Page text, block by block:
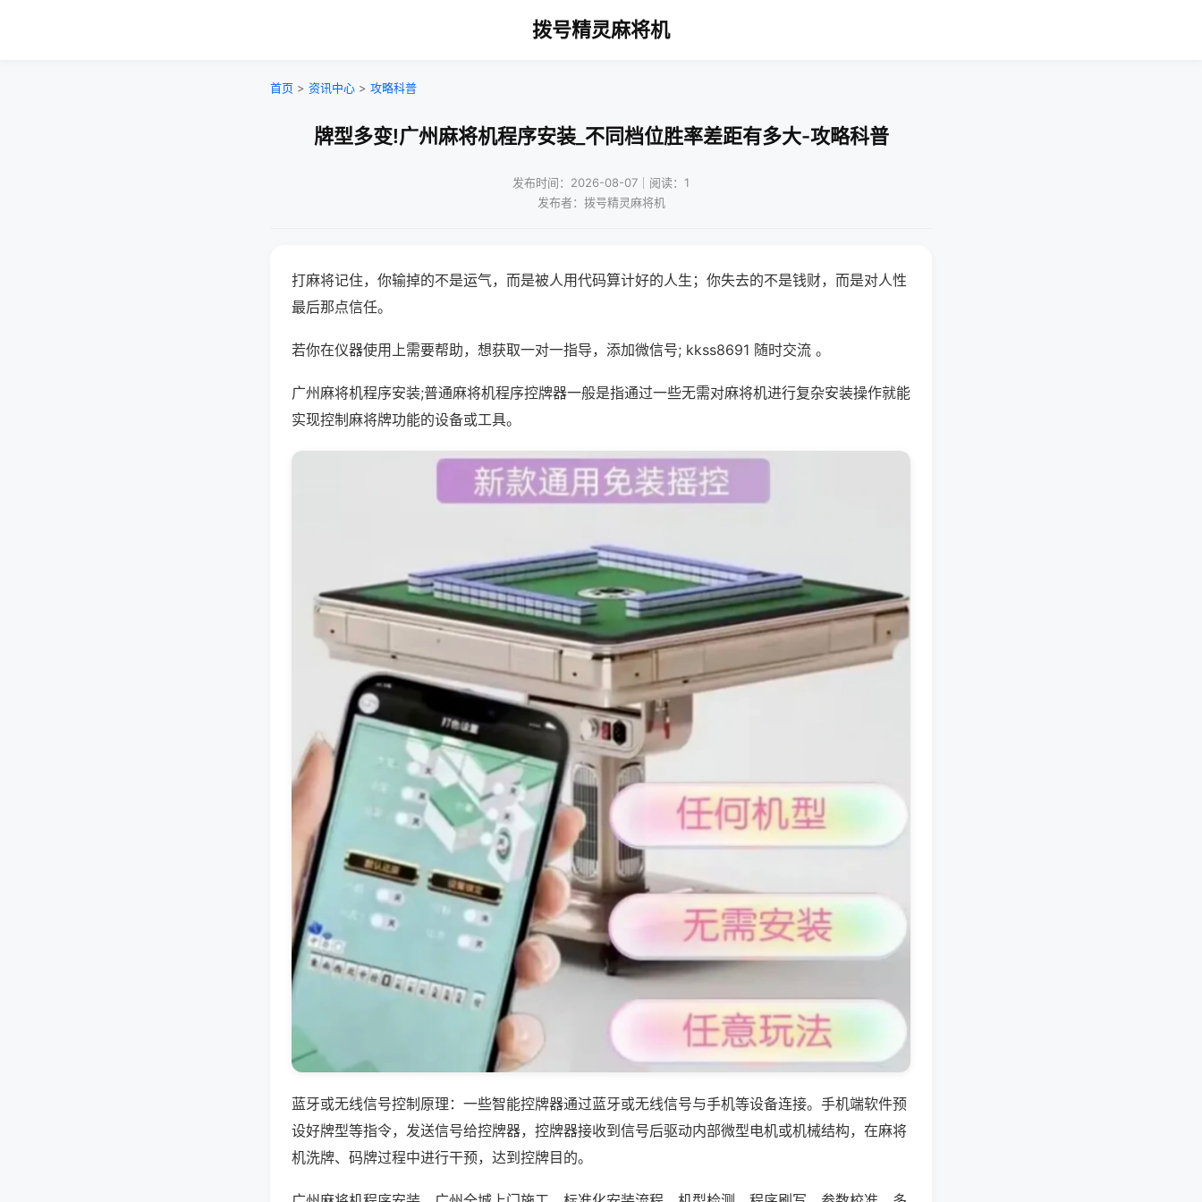
拨号精灵麻将机
首页 > 资讯中心 > 攻略科普
牌型多变!广州麻将机程序安装_不同档位胜率差距有多大-攻略科普
发布时间：2026-08-07｜阅读：1
发布者：拨号精灵麻将机
打麻将记住，你输掉的不是运气，而是被人用代码算计好的人生；你失去的不是钱财，而是对人性
最后那点信任。
若你在仪器使用上需要帮助，想获取一对一指导，添加微信号; kkss8691 随时交流 。
广州麻将机程序安装;普通麻将机程序控牌器一般是指通过一些无需对麻将机进行复杂安装操作就能
实现控制麻将牌功能的设备或工具。
蓝牙或无线信号控制原理：一些智能控牌器通过蓝牙或无线信号与手机等设备连接。手机端软件预
设好牌型等指令，发送信号给控牌器，控牌器接收到信号后驱动内部微型电机或机械结构，在麻将
机洗牌、码牌过程中进行干预，达到控牌目的。